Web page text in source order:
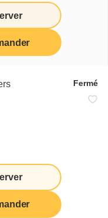
Fermé
infolettre